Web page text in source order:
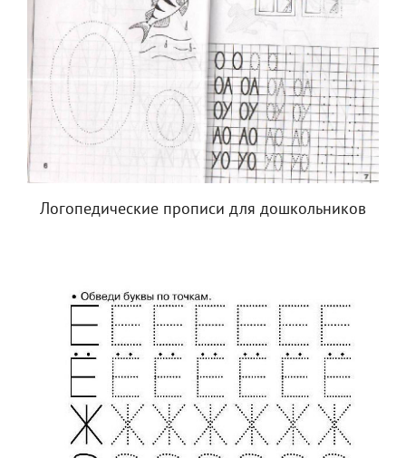
Логопедические прописи для дошкольников